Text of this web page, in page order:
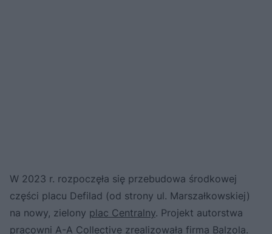
W 2023 r. rozpoczęła się przebudowa środkowej
części placu Defilad (od strony ul. Marszałkowskiej)
na nowy, zielony plac Centralny. Projekt autorstwa
pracowni A-A Collective zrealizowała firma Balzola.